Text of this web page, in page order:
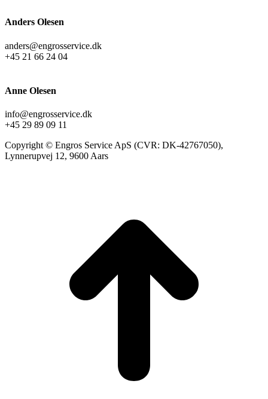
Anders Olesen
anders@engrosservice.dk
+45 21 66 24 04
Anne Olesen
info@engrosservice.dk
+45 29 89 09 11
Copyright © Engros Service ApS (CVR: DK-42767050),
Lynnerupvej 12, 9600 Aars